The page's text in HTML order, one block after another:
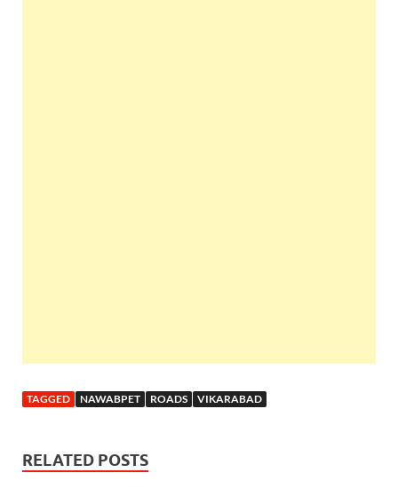
TAGGED NAWABPET ROADS VIKARABAD
RELATED POSTS